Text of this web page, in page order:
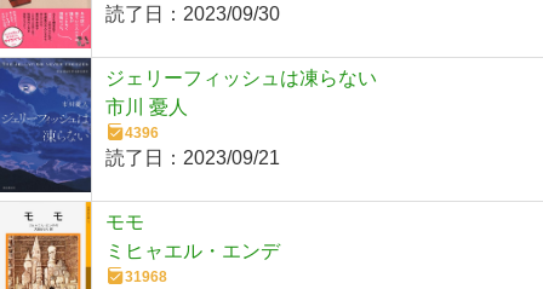
読了日： 2023/09/30
ジェリーフィッシュは凍らない
市川 憂人
4396
読了日： 2023/09/21
モモ
ミヒャエル・エンデ
31968